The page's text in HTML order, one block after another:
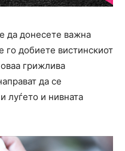
да донесете важна
го добиете вистинскиот
грижлива
да се
луѓето и нивната